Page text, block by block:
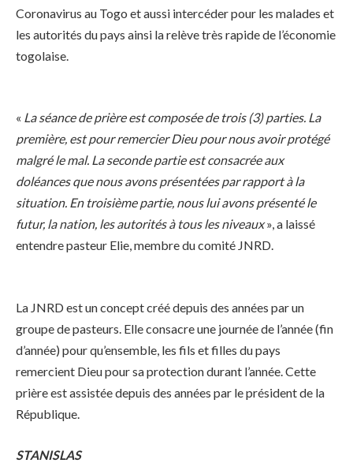
Coronavirus au Togo et aussi intercéder pour les malades et
les autorités du pays ainsi la relève très rapide de l’économie
togolaise.
« La séance de prière est composée de trois (3) parties. La
première, est pour remercier Dieu pour nous avoir protégé
malgré le mal. La seconde partie est consacrée aux
doléances que nous avons présentées par rapport à la
situation. En troisième partie, nous lui avons présenté le
futur, la nation, les autorités à tous les niveaux», a laissé
entendre pasteur Elie, membre du comité JNRD.
La JNRD est un concept créé depuis des années par un
groupe de pasteurs. Elle consacre une journée de l’année (fin
d’année) pour qu’ensemble, les fils et filles du pays
remercient Dieu pour sa protection durant l’année. Cette
prière est assistée depuis des années par le président de la
République.
STANISLAS